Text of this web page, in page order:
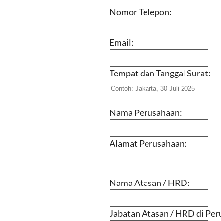
Nomor Telepon:
Email:
Tempat dan Tanggal Surat:
Nama Perusahaan:
Alamat Perusahaan:
Nama Atasan / HRD:
Jabatan Atasan / HRD di